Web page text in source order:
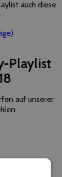
auch diese
Playlist
auf unserer